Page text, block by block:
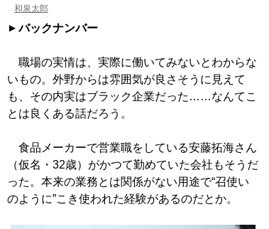
和泉太郎
バックナンバー
職場の実情は、実際に働いてみないとわからな
いもの。外野からは雰囲気が良さそうに見えて
も、その内実はブラック企業だった……なんてこ
とは良くある話だろう。
食品メーカーで営業職をしている安藤拓海さん
（仮名・32歳）がかつて勤めていた会社もそうだ
った。本来の業務とは関係がない用途で“召使い
のように”こき使われた経験があるのだとか。